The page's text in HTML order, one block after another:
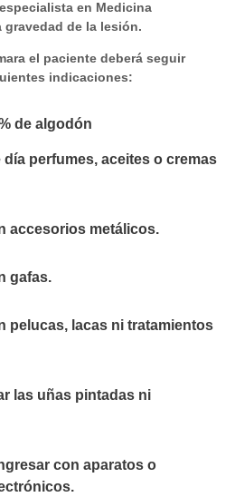
en Medicina
gravedad de la lesión.
el paciente deberá seguir
indicaciones:
de algodón
día perfumes, aceites o cremas
accesorios metálicos.
gafas.
pelucas, lacas ni tratamientos
las uñas pintadas ni
con aparatos o